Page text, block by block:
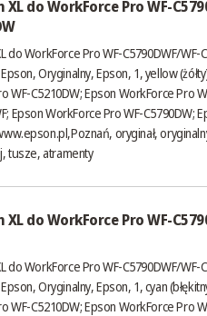
XL do WorkForce Pro WF-
do WorkForce Pro WF-C5790DWF/WF-
Oryginalny, Epson, 1, yellow
WF-C5210DW; Epson WorkForce Pro
Epson WorkForce Pro WF-C5790DW;
,Poznań, oryginał,
tusze, atramenty
XL do WorkForce Pro WF-
do WorkForce Pro WF-C5790DWF/WF-
Oryginalny, Epson, 1, cyan
WF-C5210DW; Epson WorkForce Pro